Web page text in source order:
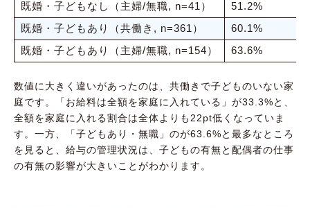
既婚・子どもなし（主婦/無職, n=41）
51.2%
既婚・子どもあり（共働き, n=361）
60.1%
既婚・子どもあり（主婦/無職, n=154）
63.6%
数値に大きく違いがあったのは、共働きで子どものいない家
庭です。「お給料は全額を家庭に入れている」が33.3%と、
全額を家庭に入れる割合は全体よりも22pt低くなっていま
す。一方、「子どもあり・無職」のが63.6%と最多なところ
を見ると、給与の管理状況は、子どもの有無と配偶者の仕事
の有無の影響が大きいことがわかります。